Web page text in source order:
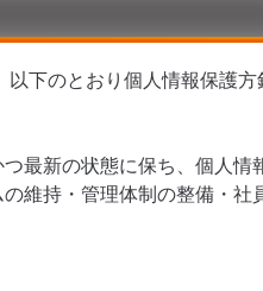
下のとおり個人情報保護
最新の状態に保ち、個人
維持・管理体制の整備・